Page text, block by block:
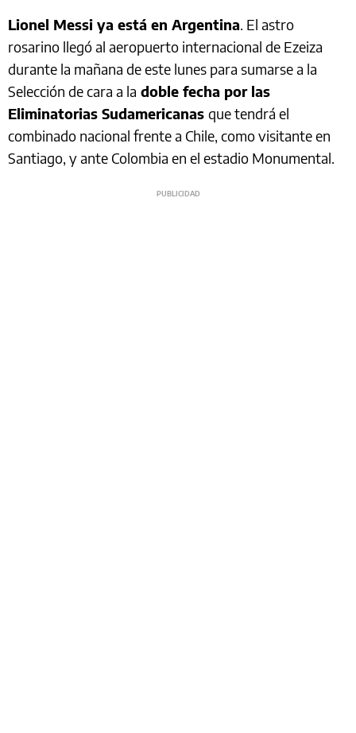
Lionel Messi ya está en Argentina. El astro
rosarino llegó al aeropuerto internacional de Ezeiza
durante la mañana de este lunes para sumarse a la
Selección de cara a la doble fecha por las
Eliminatorias Sudamericanas que tendrá el
combinado nacional frente a Chile, como visitante en
Santiago, y ante Colombia en el estadio Monumental.